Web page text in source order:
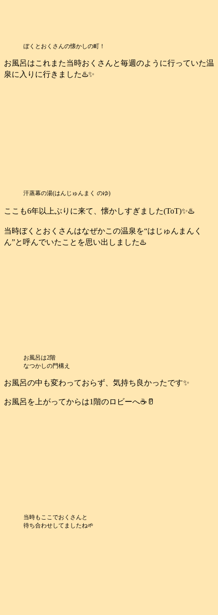
ぼくとおくさんの懐かしの町！
お風呂はこれまた当時おくさんと毎週のように行っていた温
泉に入りに行きました♨️✨
汗蒸幕の湯(はんじゅんまく のゆ)
ここも6年以上ぶりに来て、懐かしすぎました(ToT)✨♨️
当時ぼくとおくさんはなぜかこの温泉を“はじゅんまんく
ん”と呼んでいたことを思い出しました♨️
お風呂は2階
なつかしの門構え
お風呂の中も変わっておらず、気持ち良かったです✨
お風呂を上がってからは1階のロビーへ☕️🥛
当時もここでおくさんと
待ち合わせしてましたね🌱